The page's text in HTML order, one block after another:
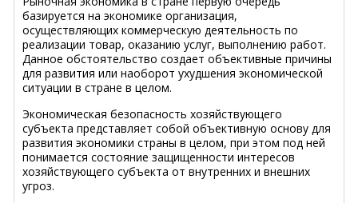
базируется на экономике организация,
осуществляющих коммерческую деятельность по
реализации товар, оказанию услуг, выполнению работ.
Данное обстоятельство создает объективные причины
для развития или наоборот ухудшения экономической
ситуации в стране в целом.
Экономическая безопасность хозяйствующего
субъекта представляет собой объективную основу для
развития экономики страны в целом, при этом под ней
понимается состояние защищенности интересов
хозяйствующего субъекта от внутренних и внешних
угроз.